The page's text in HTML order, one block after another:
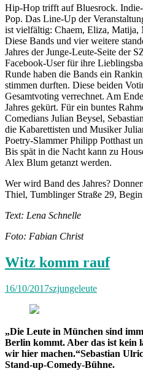
Hip-Hop trifft auf Bluesrock.
Pop. Das Line-Up der
ist vielfältig: Chaem, Eliza, Matija,
Diese Bands und vier weitere
Jahres der Junge-Leute-Seite der
Facebook-User für ihre
Runde haben die Bands ein
stimmen durften. Diese beiden
Gesamtvoting verrechnet. Am
Jahres gekürt. Für ein buntes
Comedians Julian Beysel,
die Kabarettisten und Musiker
Poetry-Slammer Philipp Potthast
Bis spät in die Nacht kann zu
Alex Blum getanzt werden.
Wer wird Band des Jahres?
Thiel, Tumblinger Straße 29,
Text: Lena Schnelle
Foto: Fabian Christ
Witz komm rauf
16/10/2017szjungeleute
„Die Leute in München sind
Berlin kommt. Aber das ist kein
wir hier machen.“Sebastian
Stand-up-Comedy-Bühne.